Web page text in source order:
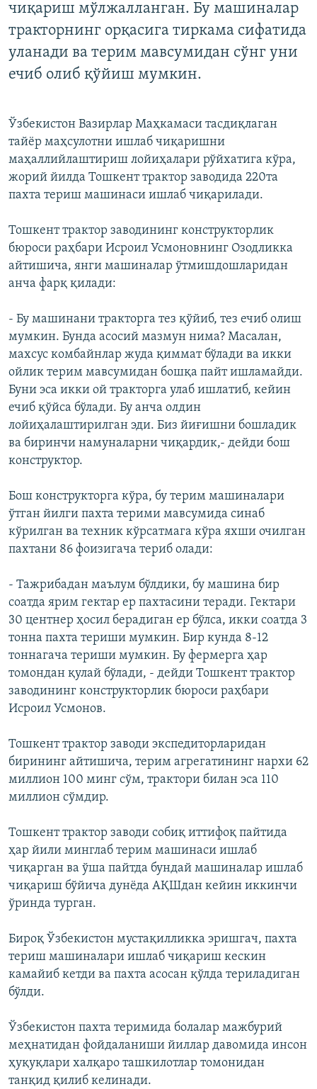
чиқариш мўлжалланган. Бу машиналар
тракторнинг орқасига тиркама сифатида
уланади ва терим мавсумидан сўнг уни
ечиб олиб қўйиш мумкин.
Ўзбекистон Вазирлар Маҳкамаси тасдиқлаган
тайёр маҳсулотни ишлаб чиқаришни
маҳаллийлаштириш лойиҳалари рўйхатига кўра,
жорий йилда Тошкент трактор заводида 220та
пахта териш машинаси ишлаб чиқарилади.
Тошкент трактор заводининг конструкторлик
бюроси раҳбари Исроил Усмоновнинг Озодликка
айтишича, янги машиналар ўтмишдошларидан
анча фарқ қилади:
- Бу машинани тракторга тез қўйиб, тез ечиб олиш
мумкин. Бунда асосий мазмун нима? Масалан,
махсус комбайнлар жуда қиммат бўлади ва икки
ойлик терим мавсумидан бошқа пайт ишламайди.
Буни эса икки ой тракторга улаб ишлатиб, кейин
ечиб қўйса бўлади. Бу анча олдин
лойиҳалаштирилган эди. Биз йиғишни бошладик
ва биринчи намуналарни чиқардик,- дейди бош
конструктор.
Бош конструкторга кўра, бу терим машиналари
ўтган йилги пахта терими мавсумида синаб
кўрилган ва техник кўрсатмага кўра яхши очилган
пахтани 86 фоизигача териб олади:
- Тажрибадан маълум бўлдики, бу машина бир
соатда ярим гектар ер пахтасини теради. Гектари
30 центнер ҳосил берадиган ер бўлса, икки соатда 3
тонна пахта териши мумкин. Бир кунда 8-12
тоннагача териши мумкин. Бу фермерга ҳар
томондан қулай бўлади, - дейди Тошкент трактор
заводининг конструкторлик бюроси раҳбари
Исроил Усмонов.
Тошкент трактор заводи экспедиторларидан
бирининг айтишича, терим агрегатининг нархи 62
миллион 100 минг сўм, трактори билан эса 110
миллион сўмдир.
Тошкент трактор заводи собиқ иттифоқ пайтида
ҳар йили минглаб терим машинаси ишлаб
чиқарган ва ўша пайтда бундай машиналар ишлаб
чиқариш бўйича дунёда АҚШдан кейин иккинчи
ўринда турган.
Бироқ Ўзбекистон мустақилликка эришгач, пахта
териш машиналари ишлаб чиқариш кескин
камайиб кетди ва пахта асосан қўлда териладиган
бўлди.
Ўзбекистон пахта теримида болалар мажбурий
меҳнатидан фойдаланиши йиллар давомида инсон
ҳуқуқлари халқаро ташкилотлар томонидан
танқид қилиб келинади.